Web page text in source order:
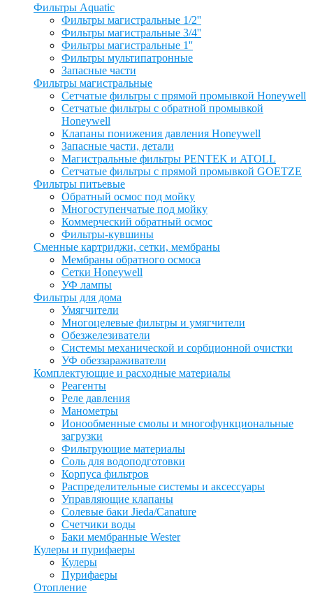
Фильтры Aquatic
Фильтры магистральные 1/2''
Фильтры магистральные 3/4''
Фильтры магистральные 1''
Фильтры мультипатронные
Запасные части
Фильтры магистральные
Сетчатые фильтры с прямой промывкой Honeywell
Сетчатые фильтры с обратной промывкой
Honeywell
Клапаны понижения давления Honeywell
Запасные части, детали
Магистральные фильтры PENTEK и ATOLL
Сетчатые фильтры с прямой промывкой GOETZE
Фильтры питьевые
Обратный осмос под мойку
Многоступенчатые под мойку
Коммерческий обратный осмос
Фильтры-кувшины
Сменные картриджи, сетки, мембраны
Мембраны обратного осмоса
Сетки Honeywell
УФ лампы
Фильтры для дома
Умягчители
Многоцелевые фильтры и умягчители
Обезжелезиватели
Системы механической и сорбционной очистки
УФ обеззараживатели
Комплектующие и расходные материалы
Реагенты
Реле давления
Манометры
Ионообменные смолы и многофункциональные
загрузки
Фильтрующие материалы
Соль для водоподготовки
Корпуса фильтров
Распределительные системы и аксессуары
Управляющие клапаны
Солевые баки Jieda/Canature
Счетчики воды
Баки мембранные Wester
Кулеры и пурифаеры
Кулеры
Пурифаеры
Отопление